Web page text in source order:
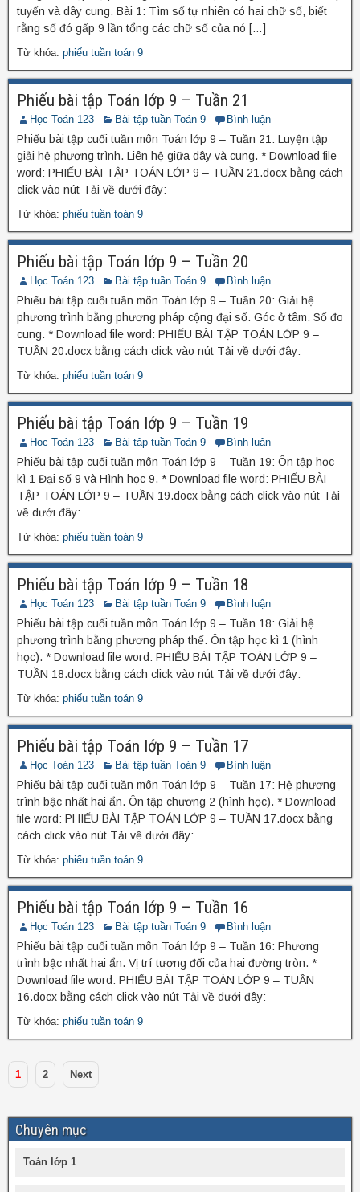
tuyến và dây cung. Bài 1: Tìm số tự nhiên có hai chữ số, biết
rằng số đó gấp 9 lần tổng các chữ số của nó […]
Từ khóa: phiếu tuần toán 9
Phiếu bài tập Toán lớp 9 – Tuần 21
Học Toán 123 Bài tập tuần Toán 9 Bình luận
Phiếu bài tập cuối tuần môn Toán lớp 9 – Tuần 21: Luyện tập
giải hệ phương trình. Liên hệ giữa dây và cung. * Download file
word: PHIẾU BÀI TẬP TOÁN LỚP 9 – TUẦN 21.docx bằng cách
click vào nút Tải về dưới đây:
Từ khóa: phiếu tuần toán 9
Phiếu bài tập Toán lớp 9 – Tuần 20
Học Toán 123 Bài tập tuần Toán 9 Bình luận
Phiếu bài tập cuối tuần môn Toán lớp 9 – Tuần 20: Giải hệ
phương trình bằng phương pháp cộng đại số. Góc ở tâm. Số đo
cung. * Download file word: PHIẾU BÀI TẬP TOÁN LỚP 9 –
TUẦN 20.docx bằng cách click vào nút Tải về dưới đây:
Từ khóa: phiếu tuần toán 9
Phiếu bài tập Toán lớp 9 – Tuần 19
Học Toán 123 Bài tập tuần Toán 9 Bình luận
Phiếu bài tập cuối tuần môn Toán lớp 9 – Tuần 19: Ôn tập học
kì 1 Đại số 9 và Hình học 9. * Download file word: PHIẾU BÀI
TẬP TOÁN LỚP 9 – TUẦN 19.docx bằng cách click vào nút Tải
về dưới đây:
Từ khóa: phiếu tuần toán 9
Phiếu bài tập Toán lớp 9 – Tuần 18
Học Toán 123 Bài tập tuần Toán 9 Bình luận
Phiếu bài tập cuối tuần môn Toán lớp 9 – Tuần 18: Giải hệ
phương trình bằng phương pháp thế. Ôn tập học kì 1 (hình
học). * Download file word: PHIẾU BÀI TẬP TOÁN LỚP 9 –
TUẦN 18.docx bằng cách click vào nút Tải về dưới đây:
Từ khóa: phiếu tuần toán 9
Phiếu bài tập Toán lớp 9 – Tuần 17
Học Toán 123 Bài tập tuần Toán 9 Bình luận
Phiếu bài tập cuối tuần môn Toán lớp 9 – Tuần 17: Hệ phương
trình bậc nhất hai ẩn. Ôn tập chương 2 (hình học). * Download
file word: PHIẾU BÀI TẬP TOÁN LỚP 9 – TUẦN 17.docx bằng
cách click vào nút Tải về dưới đây:
Từ khóa: phiếu tuần toán 9
Phiếu bài tập Toán lớp 9 – Tuần 16
Học Toán 123 Bài tập tuần Toán 9 Bình luận
Phiếu bài tập cuối tuần môn Toán lớp 9 – Tuần 16: Phương
trình bậc nhất hai ẩn. Vị trí tương đối của hai đường tròn. *
Download file word: PHIẾU BÀI TẬP TOÁN LỚP 9 – TUẦN
16.docx bằng cách click vào nút Tải về dưới đây:
Từ khóa: phiếu tuần toán 9
1 2 Next
Chuyên mục
Toán lớp 1